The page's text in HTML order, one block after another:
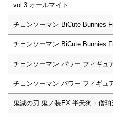
vol.3 オールマイト
チェンソーマン BiCute Bunnies
チェンソーマン BiCute Bunnies
チェンソーマン パワー フィギュ
チェンソーマン パワー フィギュ
鬼滅の刃 鬼ノ装EX 半天狗・僧